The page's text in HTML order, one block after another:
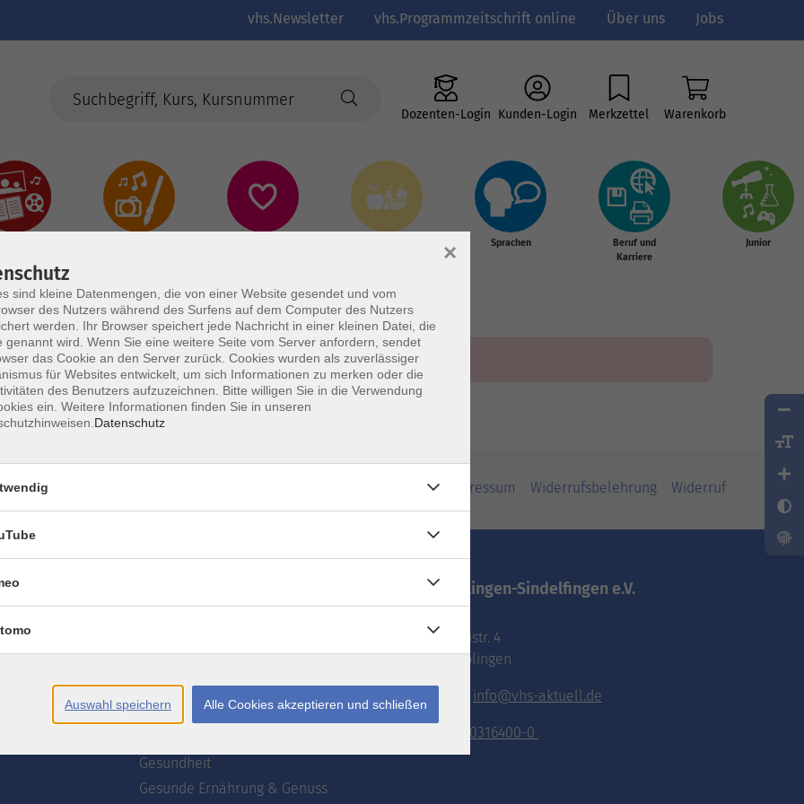
vhs.Newsletter vhs.Programmzeitschrift online Über uns Jobs
Dozenten-Login Kunden-Login Merkzettel Warenkorb
Sprachen
Beruf und
Karriere
Junior
Erklärung zur Barrierefreiheit Impressum Widerrufsbelehrung Widerruf
Akademie
Kultur
Gesundheit
Gesunde Ernährung & Genuss
vhs.Böblingen-Sindelfingen e.V.
Pestalozzistr. 4
71032 Böblingen
info@vhs-aktuell.de
070316400-0
sind kleine Datenmengen, die von einer Website gesendet und vom
des Nutzers während des Surfens auf dem Computer des Nutzers
werden. Ihr Browser speichert jede Nachricht in einer kleinen Datei, die
genannt wird. Wenn Sie eine weitere Seite vom Server anfordern, sendet
das Cookie an den Server zurück. Cookies wurden als zuverlässiger
für Websites entwickelt, um sich Informationen zu merken oder die
des Benutzers aufzuzeichnen. Bitte willigen Sie in die Verwendung
ein. Weitere Informationen finden Sie in unseren
Datenschutz
×
Auswahl speichern Alle Cookies akzeptieren und schließen